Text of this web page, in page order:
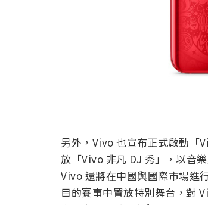
另外，Vivo 也宣布正式啟動「
放「Vivo 非凡 DJ 秀」，以音
Vivo 還將在中國與國際市場進
目的賽事中置放特別舞台，對